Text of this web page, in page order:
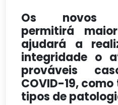
Os novos
permitirá
ajudará a
integridade o
prováveis
COVID-19,
tipos de